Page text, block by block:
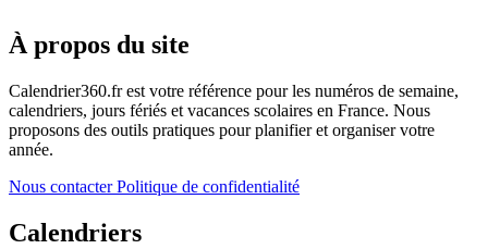
À propos du site
Calendrier360.fr est votre référence pour les numéros de semaine,
calendriers, jours fériés et vacances scolaires en France. Nous
proposons des outils pratiques pour planifier et organiser votre
année.
Nous contacterPolitique de confidentialité
Calendriers